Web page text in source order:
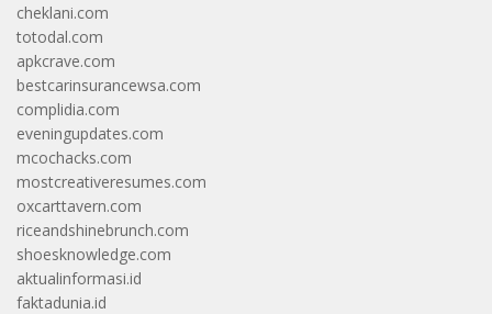
cheklani.com
totodal.com
apkcrave.com
bestcarinsurancewsa.com
complidia.com
eveningupdates.com
mcochacks.com
mostcreativeresumes.com
oxcarttavern.com
riceandshinebrunch.com
shoesknowledge.com
aktualinformasi.id
faktadunia.id